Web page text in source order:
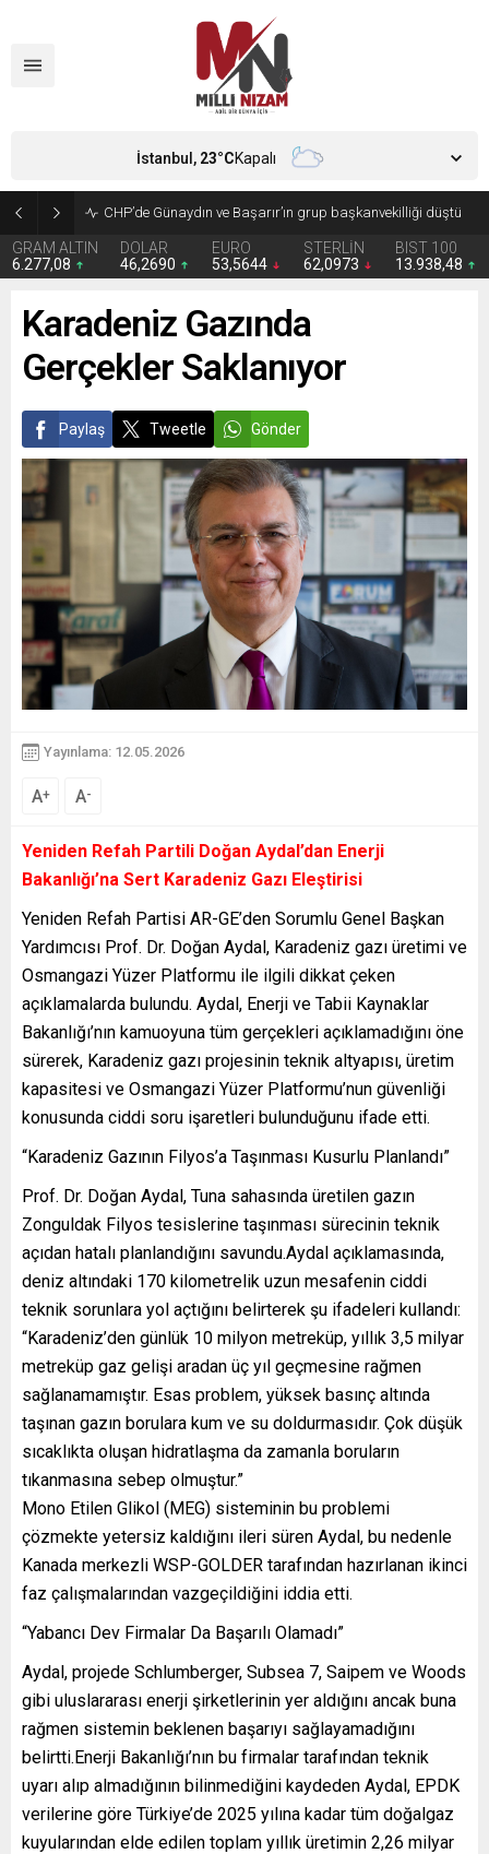
CHP’de Günaydın ve Başarır’ın grup başkanvekilliği düştü
GRAM ALTIN
6.277,08
DOLAR
46,2690
EURO
53,5644
STERLİN
62,0973
BIST 100
13.938,48
İstanbul, 23°CKapalı
Karadeniz Gazında
Gerçekler Saklanıyor
Paylaş Tweetle Gönder
Yayınlama: 12.05.2026
A+ A-
Yeniden Refah Partili Doğan Aydal’dan Enerji
Bakanlığı’na Sert Karadeniz Gazı Eleştirisi
Yeniden Refah Partisi AR-GE’den Sorumlu Genel Başkan
Yardımcısı Prof. Dr. Doğan Aydal, Karadeniz gazı üretimi ve
Osmangazi Yüzer Platformu ile ilgili dikkat çeken
açıklamalarda bulundu. Aydal, Enerji ve Tabii Kaynaklar
Bakanlığı’nın kamuoyuna tüm gerçekleri açıklamadığını öne
sürerek, Karadeniz gazı projesinin teknik altyapısı, üretim
kapasitesi ve Osmangazi Yüzer Platformu’nun güvenliği
konusunda ciddi soru işaretleri bulunduğunu ifade etti.
“Karadeniz Gazının Filyos’a Taşınması Kusurlu Planlandı”
Prof. Dr. Doğan Aydal, Tuna sahasında üretilen gazın
Zonguldak Filyos tesislerine taşınması sürecinin teknik
açıdan hatalı planlandığını savundu.Aydal açıklamasında,
deniz altındaki 170 kilometrelik uzun mesafenin ciddi
teknik sorunlara yol açtığını belirterek şu ifadeleri kullandı:
“Karadeniz’den günlük 10 milyon metreküp, yıllık 3,5 milyar
metreküp gaz gelişi aradan üç yıl geçmesine rağmen
sağlanamamıştır. Esas problem, yüksek basınç altında
taşınan gazın borulara kum ve su doldurmasıdır. Çok düşük
sıcaklıkta oluşan hidratlaşma da zamanla boruların
tıkanmasına sebep olmuştur.”
Mono Etilen Glikol (MEG) sisteminin bu problemi
çözmekte yetersiz kaldığını ileri süren Aydal, bu nedenle
Kanada merkezli WSP-GOLDER tarafından hazırlanan ikinci
faz çalışmalarından vazgeçildiğini iddia etti.
“Yabancı Dev Firmalar Da Başarılı Olamadı”
Aydal, projede Schlumberger, Subsea 7, Saipem ve Woods
gibi uluslararası enerji şirketlerinin yer aldığını ancak buna
rağmen sistemin beklenen başarıyı sağlayamadığını
belirtti.Enerji Bakanlığı’nın bu firmalar tarafından teknik
uyarı alıp almadığının bilinmediğini kaydeden Aydal, EPDK
verilerine göre Türkiye’de 2025 yılına kadar tüm doğalgaz
kuyularından elde edilen toplam yıllık üretimin 2,26 milyar